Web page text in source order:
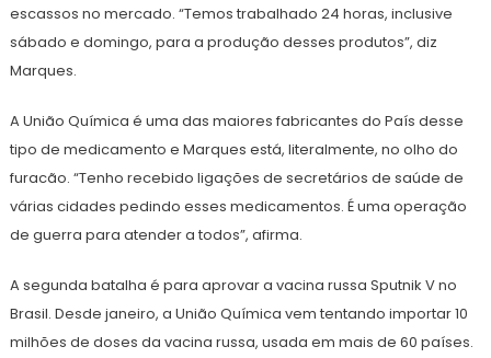
escassos no mercado. “Temos trabalhado 24 horas, inclusive
sábado e domingo, para a produção desses produtos”, diz
Marques.
A União Química é uma das maiores fabricantes do País desse
tipo de medicamento e Marques está, literalmente, no olho do
furacão. “Tenho recebido ligações de secretários de saúde de
várias cidades pedindo esses medicamentos. É uma operação
de guerra para atender a todos”, afirma.
A segunda batalha é para aprovar a vacina russa Sputnik V no
Brasil. Desde janeiro, a União Química vem tentando importar 10
milhões de doses da vacina russa, usada em mais de 60 países.